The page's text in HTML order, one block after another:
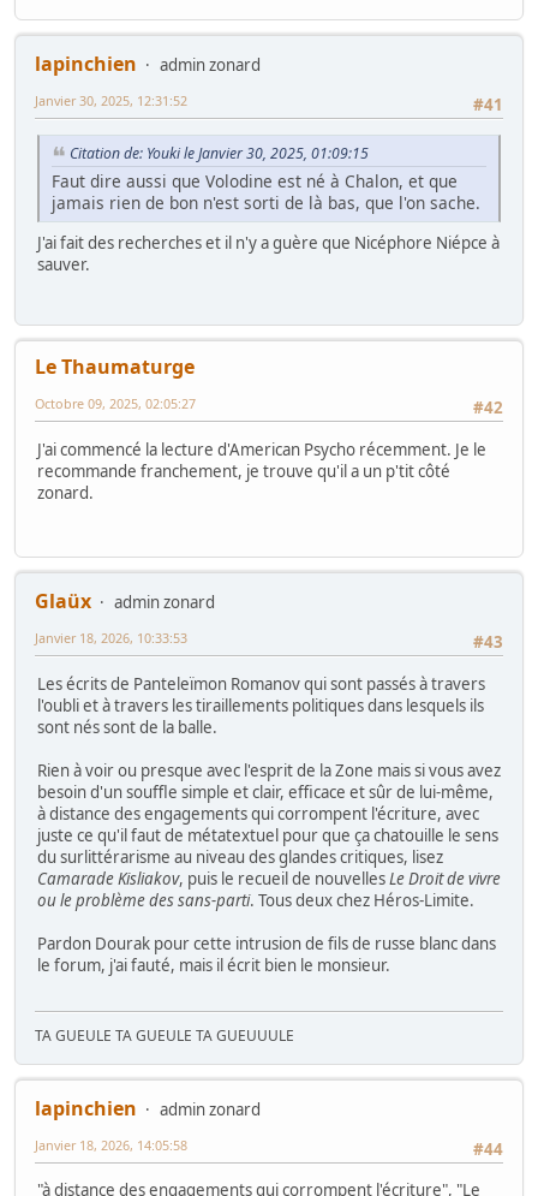
lapinchien
admin zonard
#41
Janvier 30, 2025, 12:31:52
Citation de: Youki le Janvier 30, 2025, 01:09:15
Faut dire aussi que Volodine est né à Chalon, et que
jamais rien de bon n'est sorti de là bas, que l'on sache.
J'ai fait des recherches et il n'y a guère que Nicéphore Niépce à
sauver.
Le Thaumaturge
#42
Octobre 09, 2025, 02:05:27
J'ai commencé la lecture d'American Psycho récemment. Je le
recommande franchement, je trouve qu'il a un p'tit côté
zonard.
Glaüx
admin zonard
#43
Janvier 18, 2026, 10:33:53
Les écrits de Panteleïmon Romanov qui sont passés à travers
l'oubli et à travers les tiraillements politiques dans lesquels ils
sont nés sont de la balle.
Rien à voir ou presque avec l'esprit de la Zone mais si vous avez
besoin d'un souffle simple et clair, efficace et sûr de lui-même,
à distance des engagements qui corrompent l'écriture, avec
juste ce qu'il faut de métatextuel pour que ça chatouille le sens
du surlittérarisme au niveau des glandes critiques, lisez
Camarade Kisliakov, puis le recueil de nouvellesLe Droit de vivre
ou le problème des sans-parti. Tous deux chez Héros-Limite.
Pardon Dourak pour cette intrusion de fils de russe blanc dans
le forum, j'ai fauté, mais il écrit bien le monsieur.
TA GUEULE TA GUEULE TA GUEUUULE
lapinchien
admin zonard
#44
Janvier 18, 2026, 14:05:58
"à distance des engagements qui corrompent l'écriture", "Le